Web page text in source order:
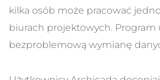
kilka osób może pracować
biurach projektowych. Program
bezproblemową wymianę